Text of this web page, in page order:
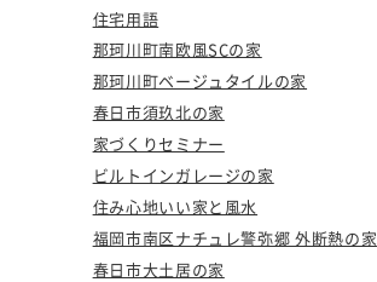
住宅用語
那珂川町南欧風SCの家
那珂川町ベージュタイルの家
春日市須玖北の家
家づくりセミナー
ビルトインガレージの家
住み心地いい家と風水
福岡市南区ナチュレ警弥郷 外断熱の家
春日市大土居の家